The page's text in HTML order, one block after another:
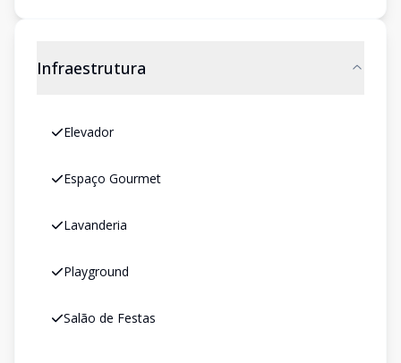
Infraestrutura
Elevador
Espaço Gourmet
Lavanderia
Playground
Salão de Festas